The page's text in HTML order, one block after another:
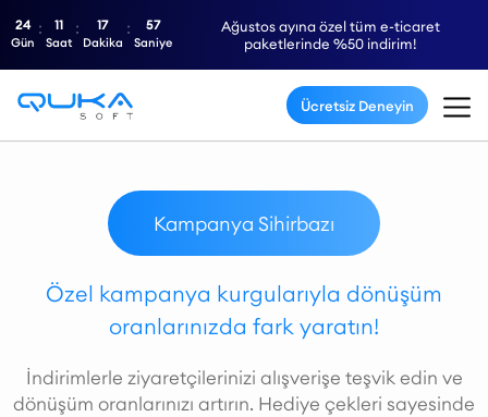
Ağustos ayına özel tüm e-ticaret
paketlerinde %50 indirim!
24
Gün
11
Saat
17
Dakika
56
Saniye
Ücretsiz Deneyin
Kampanya Sihirbazı
Özel kampanya kurgularıyla dönüşüm
oranlarınızda fark yaratın!
İndirimlerle ziyaretçilerinizi alışverişe teşvik edin ve
dönüşüm oranlarınızı artırın. Hediye çekleri sayesinde